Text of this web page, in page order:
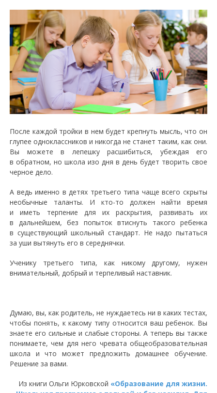
После каждой тройки в нем будет крепнуть мысль, что он
глупее одноклассников и никогда не станет таким, как они.
Вы можете в лепешку расшибиться, убеждая его
в обратном, но школа изо дня в день будет творить свое
черное дело.
А ведь именно в детях третьего типа чаще всего скрыты
необычные таланты. И кто-то должен найти время
и иметь терпение для их раскрытия, развивать их
в дальнейшем, без попыток втиснуть такого ребенка
в существующий школьный стандарт. Не надо пытаться
за уши вытянуть его в середнячки.
Ученику третьего типа, как никому другому, нужен
внимательный, добрый и терпеливый наставник.
Думаю, вы, как родитель, не нуждаетесь ни в каких тестах,
чтобы понять, к какому типу относится ваш ребенок. Вы
знаете его сильные и слабые стороны. А теперь вы также
понимаете, чем для него чревата общеобразовательная
школа и что может предложить домашнее обучение.
Решение за вами.
Из книги Ольги Юрковской «Образование для жизни.